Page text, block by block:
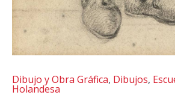
Dibujo y Obra Gráfica, Dibujos,
Holandesa